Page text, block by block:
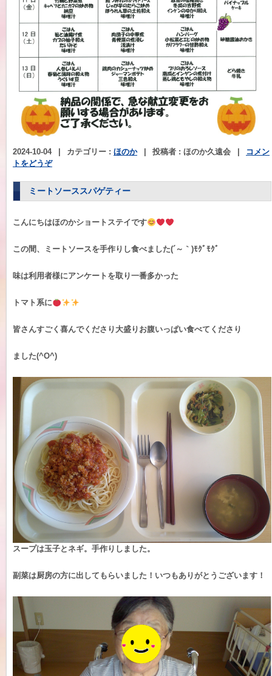
2024-10-04 カテゴリー : ほのか 投稿者 : ほのか久遠会
コメン
トをどうぞ
ミートソーススパゲティー
こんにちはほのかショートステイです
この間、ミートソースを手作りし食べました(´～｀)ﾓｸﾞﾓｸﾞ
味は利用者様にアンケートを取り一番多かった
トマト系に
皆さんすごく喜んでくださり大盛りお腹いっぱい食べてくださり
ました(^O^)
スープは玉子とネギ。手作りしました。
副菜は厨房の方に出してもらいました！いつもありがとうございます！